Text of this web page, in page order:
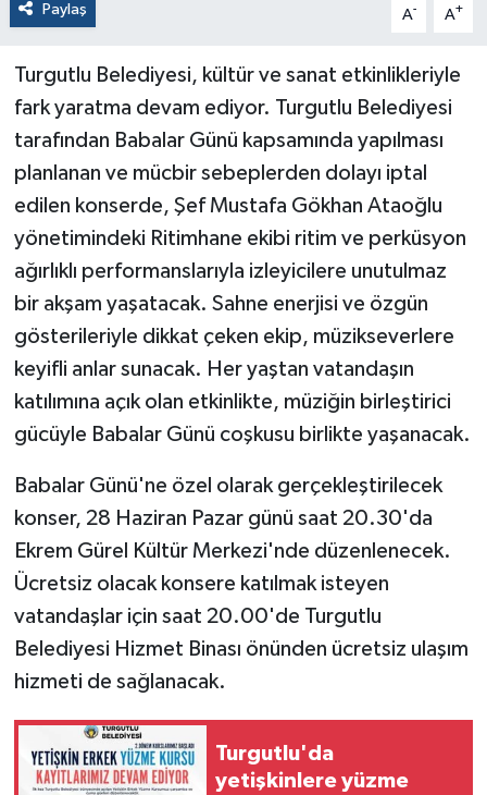
Paylaş A- A+
Turgutlu Belediyesi, kültür ve sanat etkinlikleriyle
fark yaratma devam ediyor. Turgutlu Belediyesi
tarafından Babalar Günü kapsamında yapılması
planlanan ve mücbir sebeplerden dolayı iptal
edilen konserde, Şef Mustafa Gökhan Ataoğlu
yönetimindeki Ritimhane ekibi ritim ve perküsyon
ağırlıklı performanslarıyla izleyicilere unutulmaz
bir akşam yaşatacak. Sahne enerjisi ve özgün
gösterileriyle dikkat çeken ekip, müzikseverlere
keyifli anlar sunacak. Her yaştan vatandaşın
katılımına açık olan etkinlikte, müziğin birleştirici
gücüyle Babalar Günü coşkusu birlikte yaşanacak.
Babalar Günü'ne özel olarak gerçekleştirilecek
konser, 28 Haziran Pazar günü saat 20.30'da
Ekrem Gürel Kültür Merkezi'nde düzenlenecek.
Ücretsiz olacak konsere katılmak isteyen
vatandaşlar için saat 20.00'de Turgutlu
Belediyesi Hizmet Binası önünden ücretsiz ulaşım
hizmeti de sağlanacak.
Turgutlu'da
yetişkinlere yüzme